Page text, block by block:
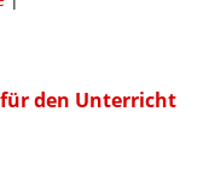
den Unterricht